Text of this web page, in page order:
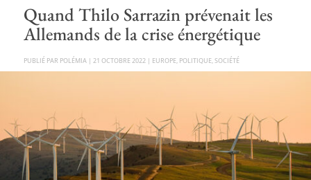
Quand Thilo Sarrazin prévenait les
Allemands de la crise énergétique
PAR POLÉMIA | 21 OCTOBRE 2022| EUROPE, POLITIQUE, SOCIÉTÉ